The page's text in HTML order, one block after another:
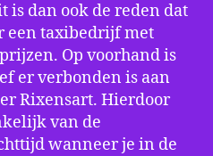
is dan ook de reden dat
een taxibedrijf met
Op voorhand is
er verbonden is aan
Rixensart. Hierdoor
van de
wanneer je in de